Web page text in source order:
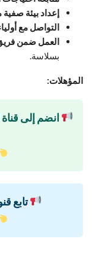
إعداد بيئة
التواصل مع
العمل ضمن
بسلاسة.
المؤهلات:
انضم إلى
تابع